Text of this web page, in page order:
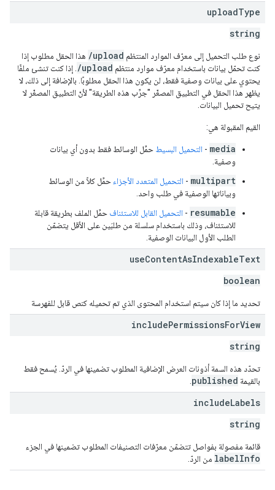
uploadType
string
نوع طلب التحميل إلى معرّف الموارد المنتظم /upload هذا الحقل مطلوب إذا
كنت تحمّل بيانات باستخدام معرّف موارد منتظم /upload . إذا كنت تنشئ ملفًا
يحتوي على بيانات وصفية فقط، لن يكون هذا الحقل مطلوبًا. بالإضافة إلى ذلك، لا
يظهر هذا الحقل في التطبيق المصغّر "جرِّب هذه الطريقة" لأنّ التطبيق المصغّر لا
يتيح تحميل البيانات.
القيم المقبولة هي:
media
- التحميل البسيط حمِّل الوسائط فقط بدون أي بيانات
وصفية.
multipart
- التحميل المتعدد الأجزاء حمِّل كلاً من الوسائط
وبياناتها الوصفية في طلب واحد.
resumable
- التحميل القابل للاستئناف حمِّل الملف بطريقة قابلة
للاستئناف، وذلك باستخدام سلسلة من طلبَين على الأقل يتضمّن
الطلب الأول البيانات الوصفية.
useContentAsIndexableText
boolean
تحديد ما إذا كان سيتم استخدام المحتوى الذي تم تحميله كنص قابل للفهرسة
includePermissionsForView
string
تحدّد هذه السمة أذونات العرض الإضافية المطلوب تضمينها في الردّ. يُسمح فقط
بالقيمة published
includeLabels
string
قائمة مفصولة بفواصل تتضمّن معرّفات التصنيفات المطلوب تضمينها في الجزء
labelInfo من الردّ.